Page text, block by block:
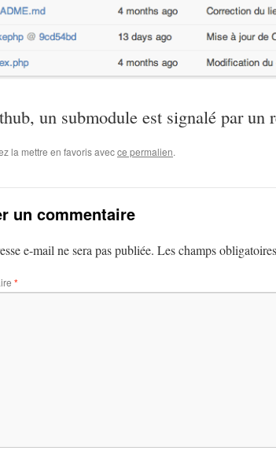
un submodule est signalé par un
la mettre en favoris avecce permalien.
un commentaire
e-mail ne sera pas publiée. Les champs
*